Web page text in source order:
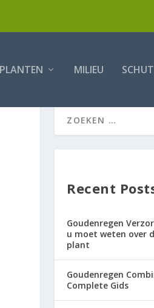
MILIEU
Recent
Goudenregen
u moet weten over
plant
Goudenregen
Complete Gids